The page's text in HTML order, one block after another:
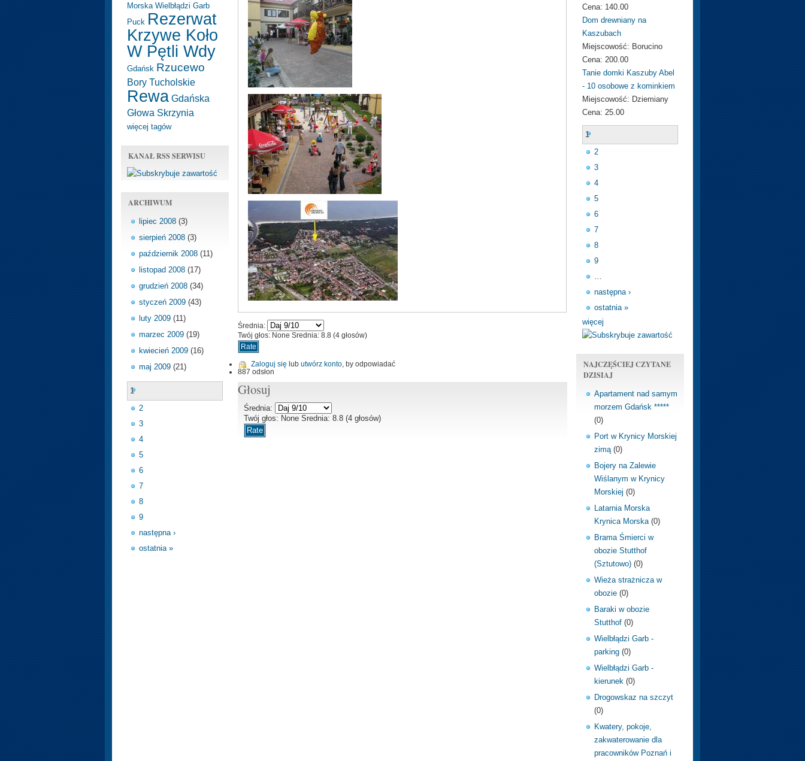
Morska Wielbłądzi Garb
Puck Rezerwat
Krzywe Koło
W Pętli Wdy
Gdańsk Rzucewo
Bory Tucholskie
Rewa Gdańska
Głowa Skrzynia
więcej tagów
KANAŁ RSS SERWISU
ARCHIWUM
lipiec 2008 (3)
sierpień 2008 (3)
październik 2008 (11)
listopad 2008 (17)
grudzień 2008 (34)
styczeń 2009 (43)
luty 2009 (11)
marzec 2009 (19)
kwiecień 2009 (16)
maj 2009 (21)
1
2
3
4
5
6
7
8
9
następna ›
ostatnia »
Średnia:
Twój głos: None Srednia: 8.8 (4 głosów)
Zaloguj się lub utwórz konto, by odpowiadać
887 odsłon
Głosuj
Średnia:
Twój głos: None Srednia: 8.8 (4 głosów)
Cena: 140.00
Dom drewniany na
Kaszubach
Miejscowość: Borucino
Cena: 200.00
Tanie domki Kaszuby Abel
- 10 osobowe z kominkiem
Miejscowość: Dziemiany
Cena: 25.00
1
2
3
4
5
6
7
8
9
…
następna ›
ostatnia »
więcej
NAJCZĘŚCIEJ CZYTANE
DZISIAJ
Apartament nad samym
morzem Gdańsk *****
(0)
Port w Krynicy Morskiej
zimą (0)
Bojery na Zalewie
Wiślanym w Krynicy
Morskiej (0)
Latarnia Morska
Krynica Morska (0)
Brama Śmierci w
obozie Stutthof
(Sztutowo) (0)
Wieża strażnicza w
obozie(0)
Baraki w obozie
Stutthof (0)
Wielbłądzi Garb -
parking (0)
Wielbłądzi Garb -
kierunek (0)
Drogowskaz na szczyt
(0)
Kwatery, pokoje,
zakwaterowanie dla
pracowników Poznań i